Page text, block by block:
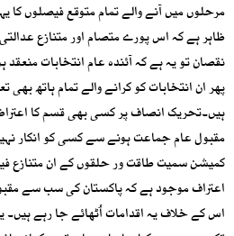
مرحلوں میں آنے والے تمام متوقع فیصلوں کا
ظاہر ہے کہ اس پورے متصام اور متنازع
نقصان تو یہ ہے کہ آئندہ عام انتخابات
پھر ان انتخابات کو کرانے والے تمام ہاتھ
ہیں۔تحریک انصاف پر کسی بھی قسم کا
مقبول عام جماعت ہونے سے کسی کو انکار
کمیشن سمیت طاقت ور حلقوں کے ان متنازع
اعتراف موجود ہے کہ پاکستان کی سب سے
اس کے خلاف یہ اقدامات اُٹھائے جا رہے